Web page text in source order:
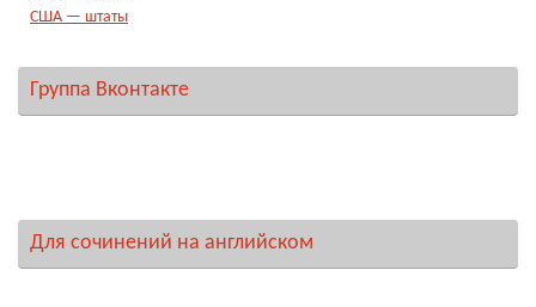
США — штаты
Группа Вконтакте
Для сочинений на английском